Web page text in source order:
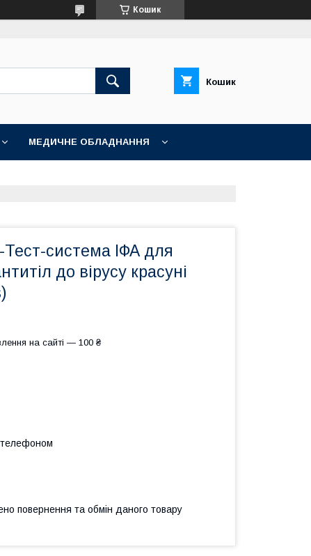
Кошик
Кошик
МЕДИЧНЕ ОБЛАДНАННЯ
система ІФА для
до вірусу красуні
на сайті — 100 ₴
телефоном
повернення та обмін даного товару